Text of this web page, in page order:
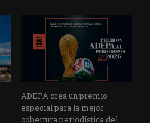
ADEPA crea un premio
especial para la mejor
cobertura periodística del